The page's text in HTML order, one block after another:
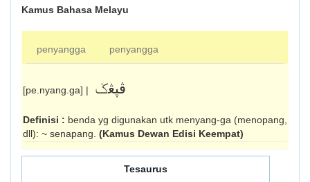
Kamus Bahasa Melayu
penyangga penyangga
[pe.nyang.ga] | ڤڽڠݢ
Definisi : benda yg digunakan utk menyang-ga (menopang,
dll): ~ senapang. (Kamus Dewan Edisi Keempat)
Tesaurus